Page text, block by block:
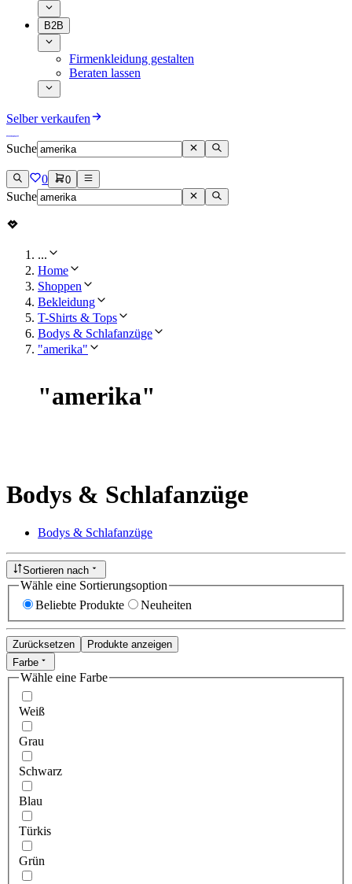
B2B
Firmenkleidung gestalten
Beraten lassen
Selber verkaufen
Suche
0 0
Suche
...
Home
Shoppen
Bekleidung
T-Shirts & Tops
Bodys & Schlafanzüge
"amerika"
"amerika"
Bodys & Schlafanzüge
Bodys & Schlafanzüge
Sortieren nach
Wähle eine Sortierungsoption
Beliebte Produkte
Neuheiten
Zurücksetzen
Produkte anzeigen
Farbe
Wähle eine Farbe
Weiß
Grau
Schwarz
Blau
Türkis
Grün